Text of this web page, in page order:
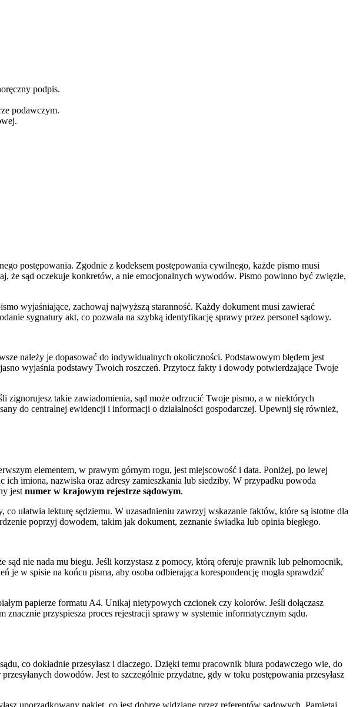
podpis.
podawczym.
postępowania. Zgodnie z kodeksem postępowania cywilnego, każde pismo musi
że sąd oczekuje konkretów, a nie emocjonalnych wywodów. Pismo powinno być zwięzłe,
wyjaśniające, zachowaj najwyższą staranność. Każdy dokument musi zawierać
sygnatury akt, co pozwala na szybką identyfikację sprawy przez personel sądowy.
należy je dopasować do indywidualnych okoliczności. Podstawowym błędem jest
wyjaśnia podstawy Twoich roszczeń. Przytocz fakty i dowody potwierdzające Twoje
zignorujesz takie zawiadomienia, sąd może odrzucić Twoje pismo, a w niektórych
do centralnej ewidencji i informacji o działalności gospodarczej. Upewnij się również,
elementem, w prawym górnym rogu, jest miejscowość i data. Poniżej, po lewej
ich imiona, nazwiska oraz adresy zamieszkania lub siedziby. W przypadku powoda
jest numer w krajowym rejestrze sądowym.
ułatwia lekturę sędziemu. W uzasadnieniu zawrzyj wskazanie faktów, które są istotne dla
poprzyj dowodem, takim jak dokument, zeznanie świadka lub opinia biegłego.
nie nada mu biegu. Jeśli korzystasz z pomocy, którą oferuje prawnik lub pełnomocnik,
je w spisie na końcu pisma, aby osoba odbierająca korespondencję mogła sprawdzić
papierze formatu A4. Unikaj nietypowych czcionek czy kolorów. Jeśli dołączasz
przyspiesza proces rejestracji sprawy w systemie informatycznym sądu.
co dokładnie przesyłasz i dlaczego. Dzięki temu pracownik biura podawczego wie, do
dowodów. Jest to szczególnie przydatne, gdy w toku postępowania przesyłasz
uporządkowany pakiet, co jest dobrze widziane przez referentów sądowych. Pamiętaj,